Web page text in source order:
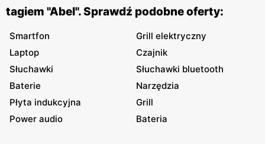
tagiem "Abel". Sprawdź podobne oferty:
Smartfon
Grill elektryczny
Laptop
Czajnik
Słuchawki
Słuchawki bluetooth
Baterie
Narzędzia
Płyta indukcyjna
Grill
Power audio
Bateria